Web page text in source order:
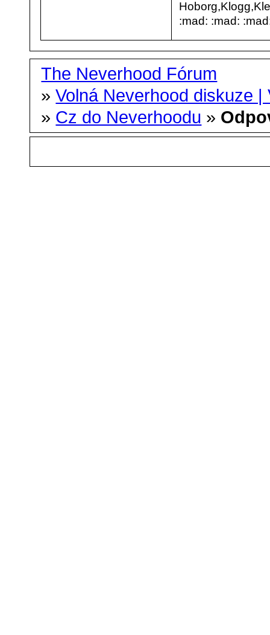
:mad: :mad:
The Neverhood Fórum
»Volná Neverhood diskuze
» Cz do Neverhoodu »